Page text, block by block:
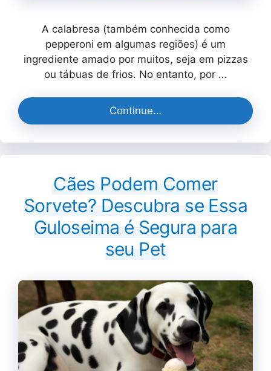
A calabresa (também conhecida como
pepperoni em algumas regiões) é um
ingrediente amado por muitos, seja em pizzas
ou tábuas de frios. No entanto, por …
Continue…
Cães Podem Comer
Sorvete? Descubra se Essa
Guloseima é Segura para
seu Pet